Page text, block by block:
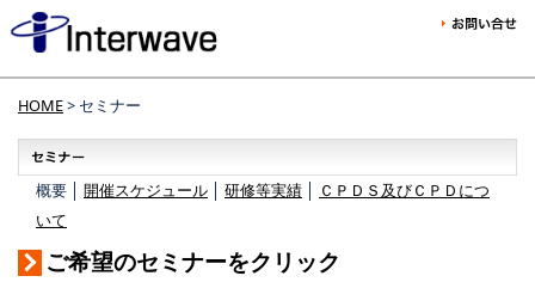
HOME> セミナー
概要 │ 開催スケジュール 研修等実績
ＣＰＤＳ及びＣＰＤにつ
いて
ご希望のセミナーをクリック